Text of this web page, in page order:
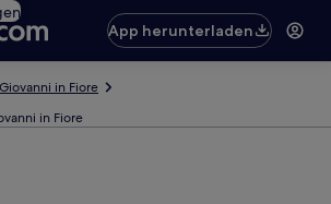
App herunterladen
in Fiore
in Fiore